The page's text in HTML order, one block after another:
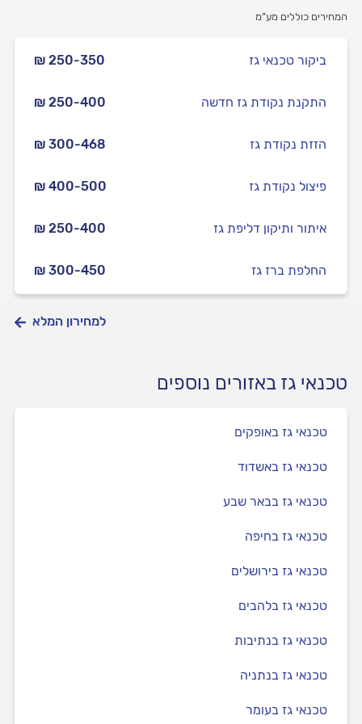
המחירים כוללים מע”מ
₪ 250-350 ביקור טכנאי גז
₪ 250-400 התקנת נקודת גז חדשה
₪ 300-468 הזזת נקודת גז
₪ 400-500 פיצול נקודת גז
₪ 250-400 איתור ותיקון דליפת גז
₪ 300-450 החלפת ברז גז
למחירון המלא
טכנאי גז באזורים נוספים
טכנאי גז באופקים
טכנאי גז באשדוד
טכנאי גז בבאר שבע
טכנאי גז בחיפה
טכנאי גז בירושלים
טכנאי גז בלהבים
טכנאי גז בנתיבות
טכנאי גז בנתניה
טכנאי גז בעומר